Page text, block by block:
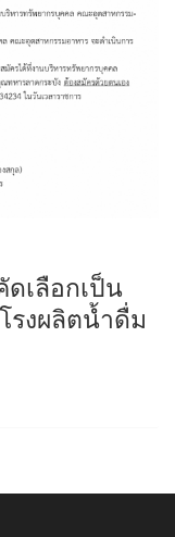
เลือกเป็น
รงผลิตน้ำดื่ม